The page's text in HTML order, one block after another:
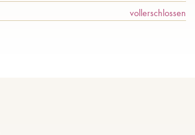
vollerschlossen